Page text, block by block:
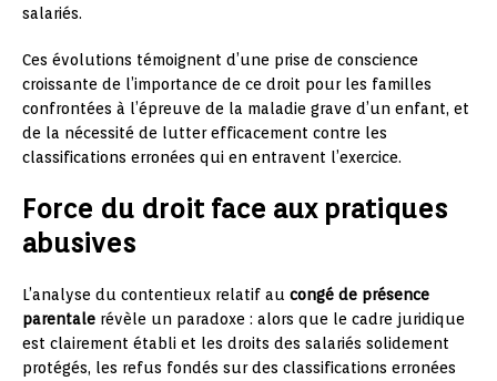
salariés.
Ces évolutions témoignent d’une prise de conscience
croissante de l’importance de ce droit pour les familles
confrontées à l’épreuve de la maladie grave d’un enfant, et
de la nécessité de lutter efficacement contre les
classifications erronées qui en entravent l’exercice.
Force du droit face aux pratiques
abusives
L’analyse du contentieux relatif au congé de présence
parentale révèle un paradoxe : alors que le cadre juridique
est clairement établi et les droits des salariés solidement
protégés, les refus fondés sur des classifications erronées